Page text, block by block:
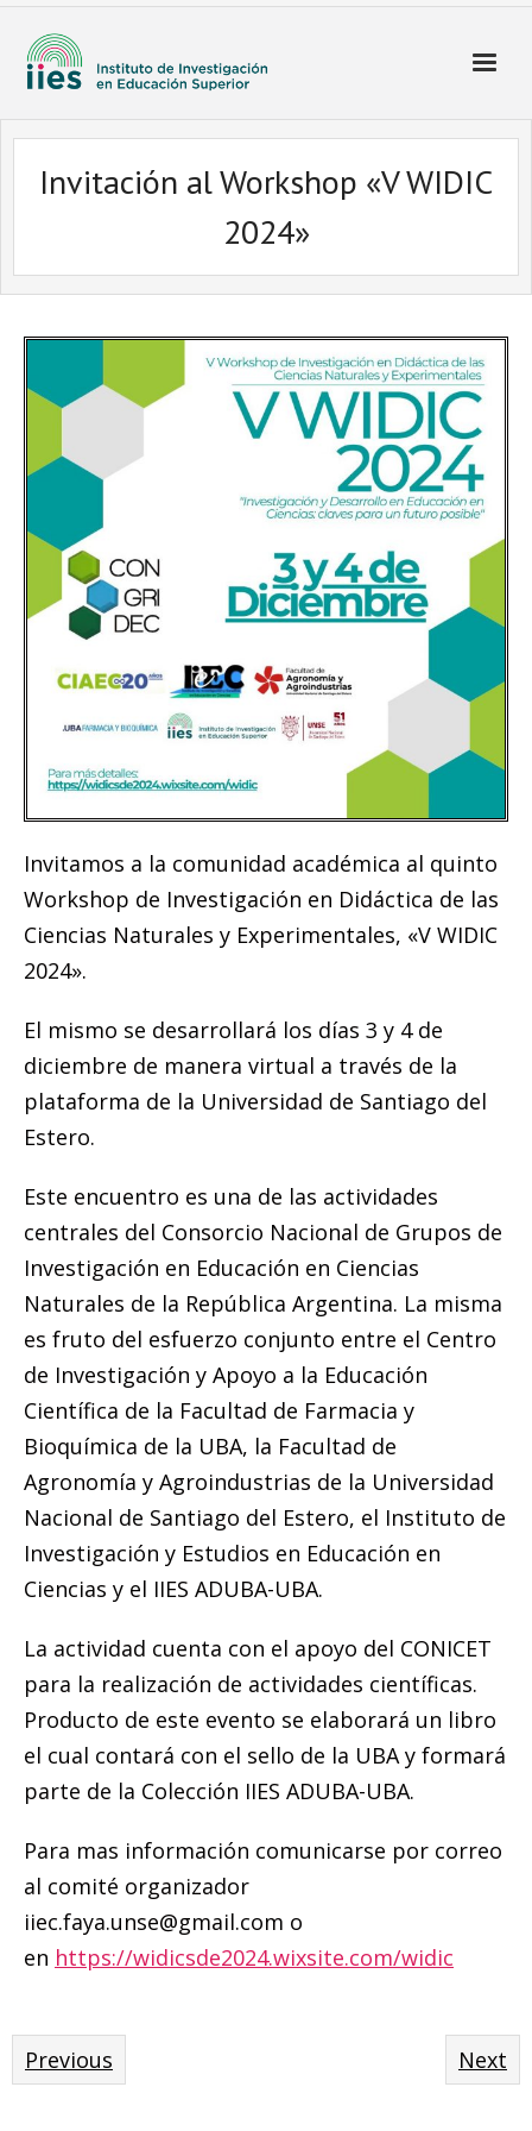
Invitación al Workshop «V WIDIC
2024»
Invitamos a la comunidad académica al quinto
Workshop de Investigación en Didáctica de las
Ciencias Naturales y Experimentales, «V WIDIC
2024».
El mismo se desarrollará los días 3 y 4 de
diciembre de manera virtual a través de la
plataforma de la Universidad de Santiago del
Estero.
Este encuentro es una de las actividades
centrales del Consorcio Nacional de Grupos de
Investigación en Educación en Ciencias
Naturales de la República Argentina. La misma
es fruto del esfuerzo conjunto entre el Centro
de Investigación y Apoyo a la Educación
Científica de la Facultad de Farmacia y
Bioquímica de la UBA, la Facultad de
Agronomía y Agroindustrias de la Universidad
Nacional de Santiago del Estero, el Instituto de
Investigación y Estudios en Educación en
Ciencias y el IIES ADUBA-UBA.
La actividad cuenta con el apoyo del CONICET
para la realización de actividades científicas.
Producto de este evento se elaborará un libro
el cual contará con el sello de la UBA y formará
parte de la Colección IIES ADUBA-UBA.
Para mas información comunicarse por correo
al comité organizador
iiec.faya.unse@gmail.com o
en https://widicsde2024.wixsite.com/widic
Previous Next